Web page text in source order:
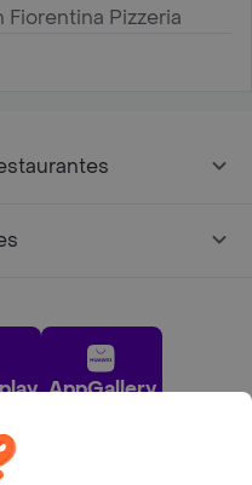
Pizzeria
AppGallery